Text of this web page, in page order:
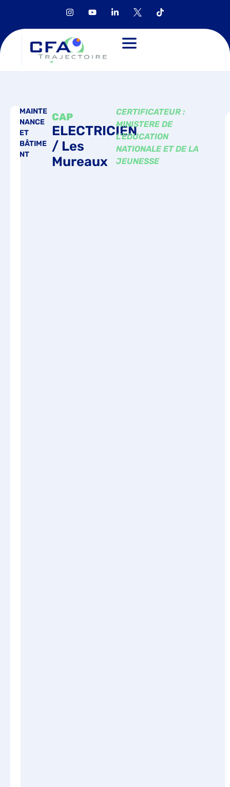
MAINTE
NANCE
ET
BÂTIME
NT
CAP
ELECTRICIEN
/ Les
Mureaux
CERTIFICATEUR :
MINISTERE DE
L'EDUCATION
NATIONALE ET DE LA
JEUNESSE